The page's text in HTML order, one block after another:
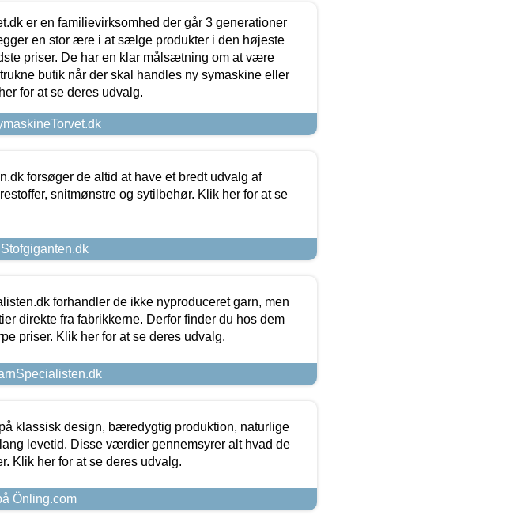
er en familievirksomhed der går 3 generationer
en stor ære i at sælge produkter i den højeste
priser. De har en klar målsætning om at være
butik når der skal handles ny symaskine eller
for at se deres udvalg.
forsøger de altid at have et bredt udvalg af
snitmønstre og sytilbehør. Klik her for at se
forhandler de ikke nyproduceret garn, men
direkte fra fabrikkerne. Derfor finder du hos dem
priser. Klik her for at se deres udvalg.
klassisk design, bæredygtig produktion, naturlige
levetid. Disse værdier gennemsyrer alt hvad de
Klik her for at se deres udvalg.
Önling.com